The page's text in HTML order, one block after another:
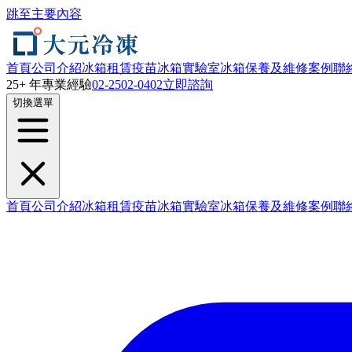
跳至主要內容
首頁公司介紹冰箱租賃疫苗冰箱實驗室冰箱保養及維修案例聯
25+ 年專業經驗02-2502-0402立即諮詢
切換選單
首頁公司介紹冰箱租賃疫苗冰箱實驗室冰箱保養及維修案例聯